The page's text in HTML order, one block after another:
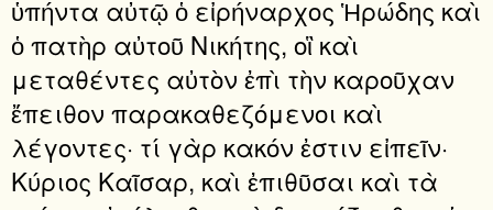
ὑπήντα αὐτῷ ὁ εἰρήναρχος Ἡρώδης καὶ
ὁ πατὴρ αὐτοῦ Νικήτης, οἳ καὶ
μεταθέντες αὐτὸν ἐπὶ τὴν καροῦχαν
ἔπειθον παρακαθεζόμενοι καὶ
λέγοντες· τί γὰρ κακόν ἐστιν εἰπεῖν·
Κύριος Καῖσαρ, καὶ ἐπιθῦσαι καὶ τὰ